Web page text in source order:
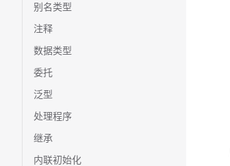
别名类型
注释
数据类型
委托
泛型
处理程序
继承
内联初始化